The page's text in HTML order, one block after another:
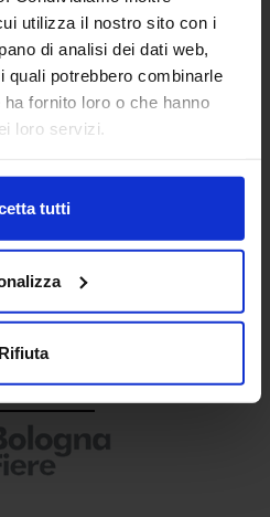
utilizza il nostro sito con i
di analisi dei dati web,
quali potrebbero combinarle
fornito loro o che hanno
loro servizi.
tutti
Rifiuta
srl
e direzione